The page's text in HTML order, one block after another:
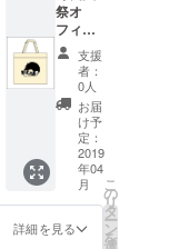
い。」
「ジャッ
キー・チェ
ンに憧れて
ケンポー、
少林寺拳法
に辿り着い
た自分が、
原点に戻る
意味で立ち
祭オ
フィ
シャル
トート
バック
を持っ
て、エ
キシビ
ジョン
マッチ
を応援
しよ
う！
ベー
支援
者：
0人
お届
け予
定：
2019
年04
月
詳細を見る
こ
の
リ
タ
ー
ン
を